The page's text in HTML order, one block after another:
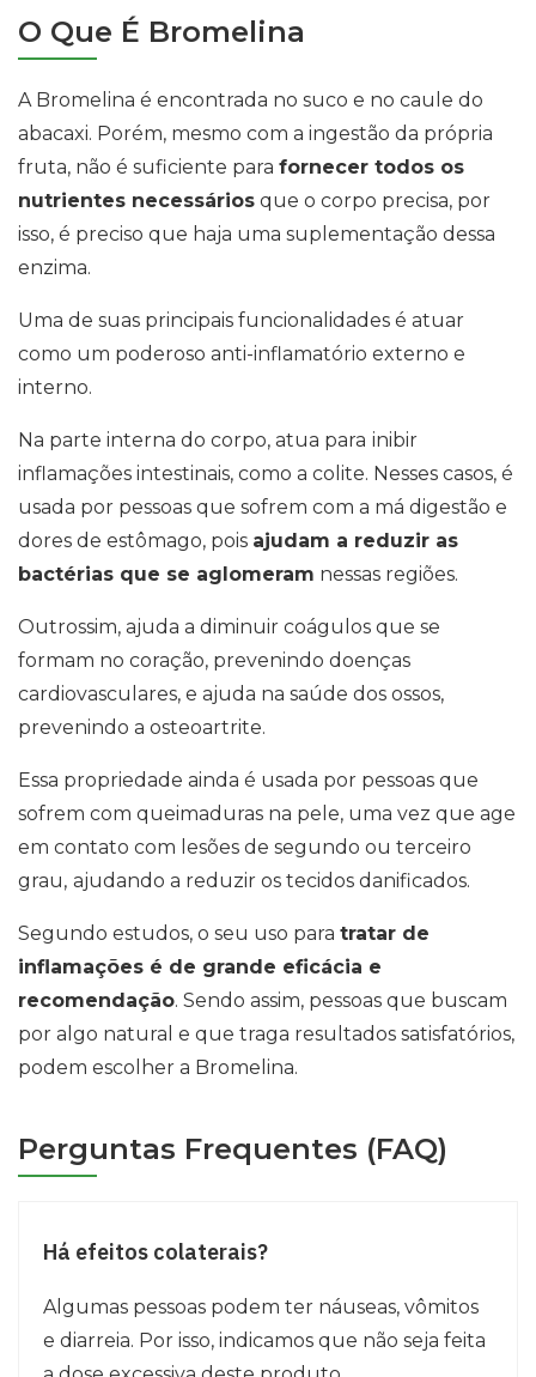
O Que É Bromelina
A Bromelina é encontrada no suco e no caule do
abacaxi. Porém, mesmo com a ingestão da própria
fruta, não é suficiente para fornecer todos os
nutrientes necessários que o corpo precisa, por
isso, é preciso que haja uma suplementação dessa
enzima.
Uma de suas principais funcionalidades é atuar
como um poderoso anti-inflamatório externo e
interno.
Na parte interna do corpo, atua para inibir
inflamações intestinais, como a colite. Nesses casos, é
usada por pessoas que sofrem com a má digestão e
dores de estômago, pois ajudam a reduzir as
bactérias que se aglomeram nessas regiões.
Outrossim, ajuda a diminuir coágulos que se
formam no coração, prevenindo doenças
cardiovasculares, e ajuda na saúde dos ossos,
prevenindo a osteoartrite.
Essa propriedade ainda é usada por pessoas que
sofrem com queimaduras na pele, uma vez que age
em contato com lesões de segundo ou terceiro
grau, ajudando a reduzir os tecidos danificados.
Segundo estudos, o seu uso para tratar de
inflamações é de grande eficácia e
recomendação. Sendo assim, pessoas que buscam
por algo natural e que traga resultados satisfatórios,
podem escolher a Bromelina.
Perguntas Frequentes (FAQ)
Há efeitos colaterais?
Algumas pessoas podem ter náuseas, vômitos
e diarreia. Por isso, indicamos que não seja feita